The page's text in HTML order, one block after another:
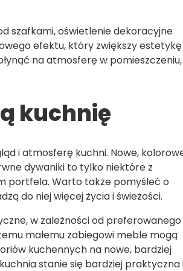
szafkami, oświetlenie dekoracyjne
efektu, który zwiększy
na atmosferę w pomieszczeniu,
kuchnię
i atmosferę kuchni. Nowe,
dywaniki to tylko niektóre z
portfela. Warto także pomyśleć o
do niej więcej życia i świeżości.
w zależności od preferowanego
małemu zabiegowi meble mogą
kuchennych na nowe, bardziej
stanie się bardziej praktyczna